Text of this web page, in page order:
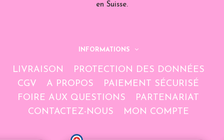
en Suisse.
INFORMATIONS
LIVRAISON
PROTECTION DES DONNÉES
CGV
A PROPOS
PAIEMENT SÉCURISÉ
FOIRE AUX QUESTIONS
PARTENARIAT
CONTACTEZ-NOUS
MON COMPTE